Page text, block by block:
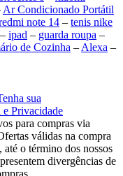
Ar Condicionado Portátil
note 14 – tenis nike
ipad – guarda roupa –
de Cozinha – Alexa –
sua
e Privacidade
para compras via
válidas na compra
o término dos nossos
divergências de